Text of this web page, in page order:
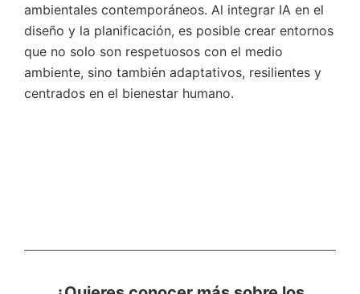
ambientales contemporáneos. Al integrar IA en el
diseño y la planificación, es posible crear entornos
que no solo son respetuosos con el medio
ambiente, sino también adaptativos, resilientes y
centrados en el bienestar humano.